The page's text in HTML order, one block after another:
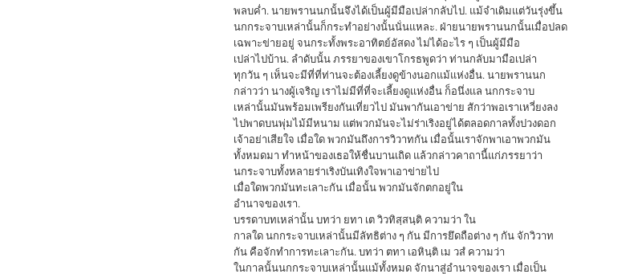
พลบค่ำ. นายพรานนกนั้นจึงได้เป็นผู้มีมือเปล่ากลับไป. แม้จำเดิมแต่วันรุ่งขึ้น
นกกระจาบเหล่านั้นก็กระทำอย่างนั้นนั่นแหละ. ฝ่ายนายพรานนกนั้นเมื่อปลด
เฉพาะข่ายอยู่ จนกระทั้งพระอาทิตย์อัสดง ไม่ได้อะไร ๆ เป็นผู้มีมือ
เปล่าไปบ้าน. ลำดับนั้น ภรรยาของเขาโกรธพูดว่า ท่านกลับมามือเปล่า
ทุกวัน ๆ เห็นจะมีที่ที่ท่านจะต้องเลี้ยงดูข้างนอกแม้แห่งอื่น. นายพรานนก
กล่าวว่า นางผู้เจริญ เราไม่มีที่ที่จะเลี้ยงดูแห่งอื่น ก็อนึ่งแล นกกระจาบ
เหล่านั้นมันพร้อมเพรียงกันเที่ยวไป มันพากันเอาข่าย สักว่าพอเราเหวี่ยงลง
ไปพาดบนพุ่มไม้มีหนาม แต่พวกมันจะไม่ร่าเริงอยู่ได้ตลอดกาลทั้งปวงดอก
เจ้าอย่าเสียใจ เมื่อใด พวกมันถึงการวิวาทกัน เมื่อนั้นเราจักพาเอาพวกมัน
ทั้งหมดมา ทำหน้าของเธอให้ชื่นบานเถิด แล้วกล่าวคาถานี้แก่ภรรยาว่า
นกระจาบทั้งหลายร่าเริงบันเทิงใจพาเอาข่ายไป
เมื่อใดพวกมันทะเลาะกัน เมื่อนั้น พวกมันจักตกอยู่ใน
อำนาจของเรา.
บรรดาบทเหล่านั้น บทว่า ยทา เต วิวทิสฺสนฺติ ความว่า ใน
กาลใด นกกระจาบเหล่านั้นมีลัทธิต่าง ๆ กัน มีการยึดถือต่าง ๆ กัน จักวิวาท
กัน คือจักทำการทะเลาะกัน. บทว่า ตทา เอหินฺติ เม วสํ ความว่า
ในกาลนั้นนกกระจาบเหล่านั้นแม้ทั้งหมด จักนาสู่อำนาจของเรา เมื่อเป็น